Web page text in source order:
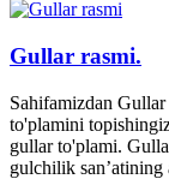
Gullar rasmi.
Sahifamizdan
to'plamini
gullar to'plami.
gulchilik san’atining